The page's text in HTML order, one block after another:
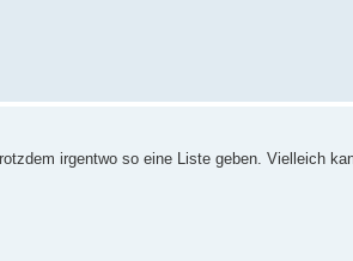
irgentwo so eine Liste geben. Vielleich